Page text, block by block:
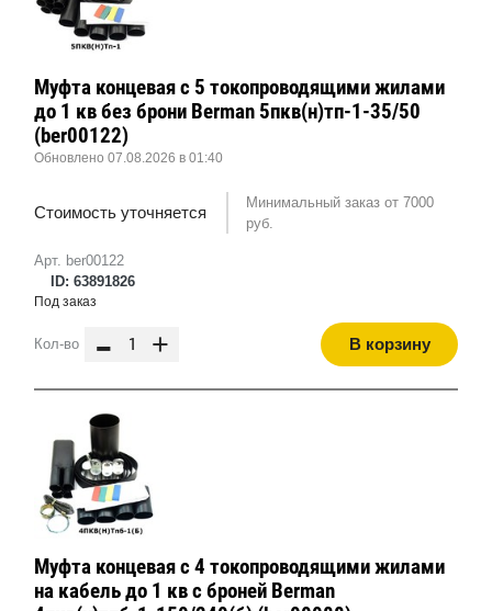
Арт. ber00122
ID: 63891826
Муфта концевая с 5 токопроводящими жилами
до 1 кв без брони Berman 5пкв(н)тп-1-35/50
(ber00122)
Обновлено 07.08.2026 в 01:40
Стоимость уточняется
Минимальный заказ от 7000
руб.
Под заказ
Кол-во - + В корзину
Муфта концевая с 4 токопроводящими жилами
на кабель до 1 кв с броней Berman